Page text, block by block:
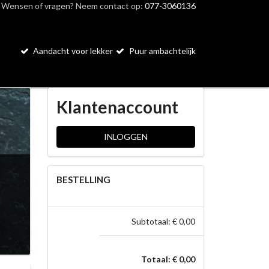
Wensen of vragen? Neem contact op: 077-3060136
Aandacht voor lekker Puur ambachtelijk
Klantenaccount
INLOGGEN
BESTELLING
Subtotaal: € 0,00
Totaal: € 0,00